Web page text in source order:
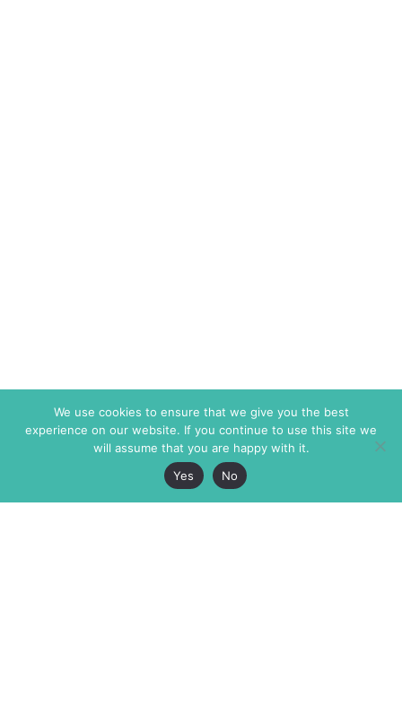
We use cookies to ensure that we give you the best
experience on our website. If you continue to use this site we
will assume that you are happy with it.
Yes
No